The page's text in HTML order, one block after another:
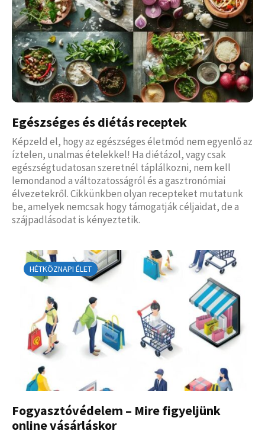
Egészséges és diétás receptek
Képzeld el, hogy az egészséges életmód nem egyenlő az
íztelen, unalmas ételekkel! Ha diétázol, vagy csak
egészségtudatosan szeretnél táplálkozni, nem kell
lemondanod a változatosságról és a gasztronómiai
élvezetekről. Cikkünkben olyan recepteket mutatunk
be, amelyek nemcsak hogy támogatják céljaidat, de a
szájpadlásodat is kényeztetik.
HÉTKÖZNAPI ÉLET
Fogyasztóvédelem – Mire figyeljünk
online vásárláskor